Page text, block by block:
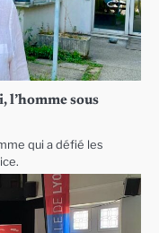
l’homme sous
qui a défié les